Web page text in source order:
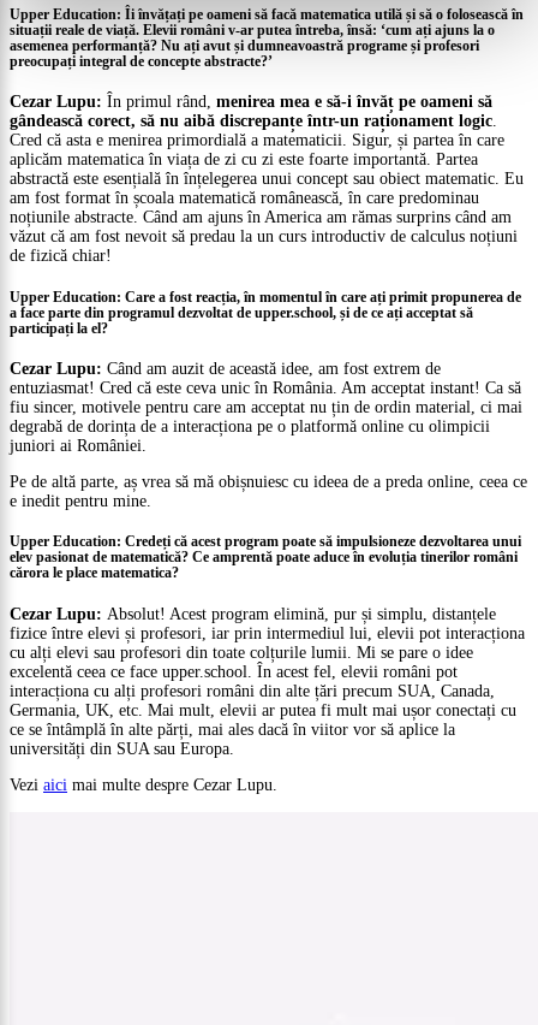
Upper Education: Îi învățați pe oameni să facă matematica utilă și să o folosească în
situații reale de viață. Elevii români v-ar putea întreba, însă: ‘cum ați ajuns la o
asemenea performanță? Nu ați avut și dumneavoastră programe și profesori
preocupați integral de concepte abstracte?’
Cezar Lupu: În primul rând, menirea mea e să-i învăț pe oameni să
gândească corect, să nu aibă discrepanțe într-un raționament logic.
Cred că asta e menirea primordială a matematicii. Sigur, și partea în care
aplicăm matematica în viața de zi cu zi este foarte importantă. Partea
abstractă este esențială în înțelegerea unui concept sau obiect matematic. Eu
am fost format în școala matematică românească, în care predominau
noțiunile abstracte. Când am ajuns în America am rămas surprins când am
văzut că am fost nevoit să predau la un curs introductiv de calculus noțiuni
de fizică chiar!
Upper Education: Care a fost reacția, în momentul în care ați primit propunerea de
a face parte din programul dezvoltat de upper.school, și de ce ați acceptat să
participați la el?
Cezar Lupu: Când am auzit de această idee, am fost extrem de
entuziasmat! Cred că este ceva unic în România. Am acceptat instant! Ca să
fiu sincer, motivele pentru care am acceptat nu țin de ordin material, ci mai
degrabă de dorința de a interacționa pe o platformă online cu olimpicii
juniori ai României.
Pe de altă parte, aș vrea să mă obișnuiesc cu ideea de a preda online, ceea ce
e inedit pentru mine.
Upper Education: Credeți că acest program poate să impulsioneze dezvoltarea unui
elev pasionat de matematică? Ce amprentă poate aduce în evoluția tinerilor români
cărora le place matematica?
Cezar Lupu: Absolut! Acest program elimină, pur și simplu, distanțele
fizice între elevi și profesori, iar prin intermediul lui, elevii pot interacționa
cu alți elevi sau profesori din toate colțurile lumii. Mi se pare o idee
excelentă ceea ce face upper.school. În acest fel, elevii români pot
interacționa cu alți profesori români din alte țări precum SUA, Canada,
Germania, UK, etc. Mai mult, elevii ar putea fi mult mai ușor conectați cu
ce se întâmplă în alte părți, mai ales dacă în viitor vor să aplice la
universități din SUA sau Europa.
Vezi aici mai multe despre Cezar Lupu.